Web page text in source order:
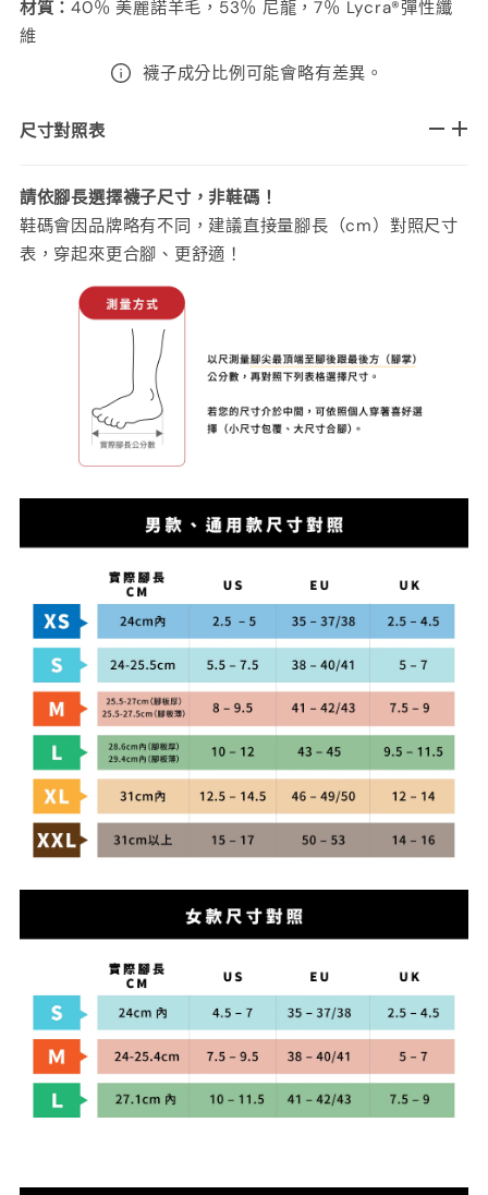
材質 ：40％ 美麗諾羊毛，53％ 尼龍，7％ Lycra®彈性纖
維
襪子成分比例可能會略有差異。
尺寸對照表
請依腳長選擇襪子尺寸，非鞋碼！
鞋碼會因品牌略有不同，建議直接量腳長（cm）對照尺寸
表，穿起來更合腳、更舒適！